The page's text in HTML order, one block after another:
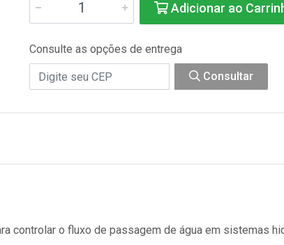
Adicionar ao
Consulte as opções de entrega
Consultar
controlar o fluxo de passagem de água em sistemas